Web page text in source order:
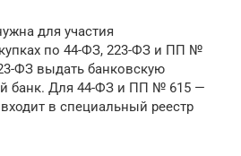
для участия
по 44-ФЗ, 223-ФЗ и ПП №
ФЗ выдать банковскую
банк. Для 44-ФЗ и ПП № 615 —
в специальный реестр